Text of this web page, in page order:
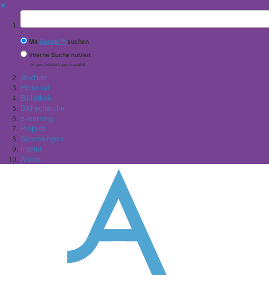
✖
Suchbegriff
MitGoogle™ suchen
Interne Suche nutzen
(eingeschränkte Ergebnisqualität)
Studium
Personal
Bibliothek
Bildrecherche
e-learning
Projekte
Sammlungen
Institut
Archiv